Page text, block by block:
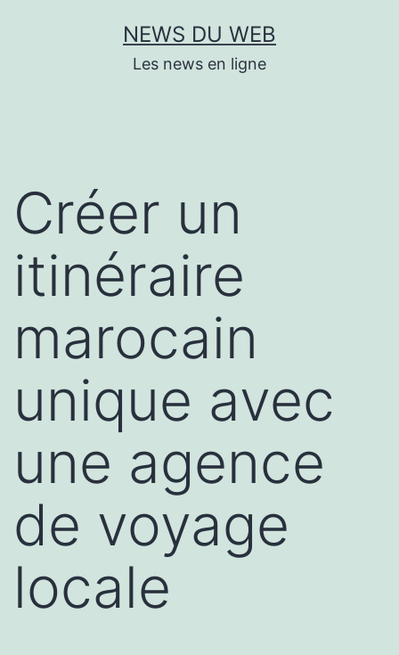
NEWS DU WEB
Les news en ligne
Créer un
itinéraire
marocain
unique avec
une agence
de voyage
locale